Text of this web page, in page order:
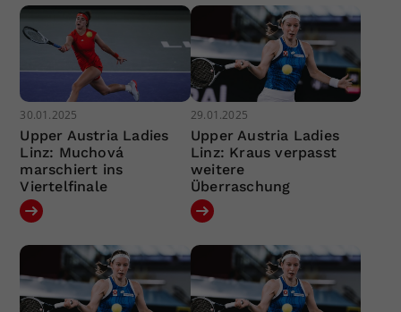
30.01.2025
Upper Austria Ladies
Linz: Muchová
marschiert ins
Viertelfinale
29.01.2025
Upper Austria Ladies
Linz: Kraus verpasst
weitere
Überraschung